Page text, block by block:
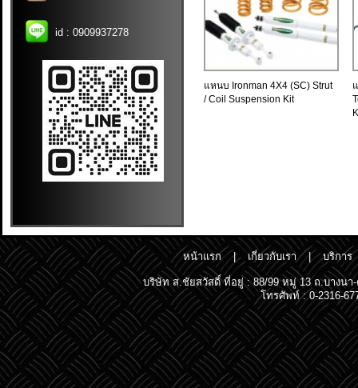
id : 0909937278
แหนบ Ironman 4X4 (SC) Strut
/ Coil Suspension Kit
หน้าแรก | เกี่ยวกับเรา | บริการ
บริษัท ส.ชัยสวัสดิ์ ที่อยู่ : 88/99 หมู่ 13 ถ.บางนา
โทรศัพท์ : 0-2316-